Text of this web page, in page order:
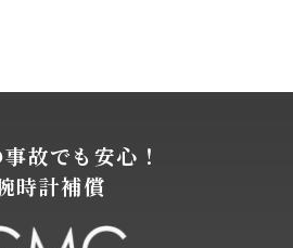
故でも安心！
時計補償